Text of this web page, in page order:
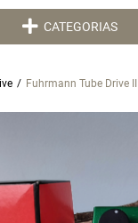
CATEGORIAS
Fuhrmann Tube Drive II